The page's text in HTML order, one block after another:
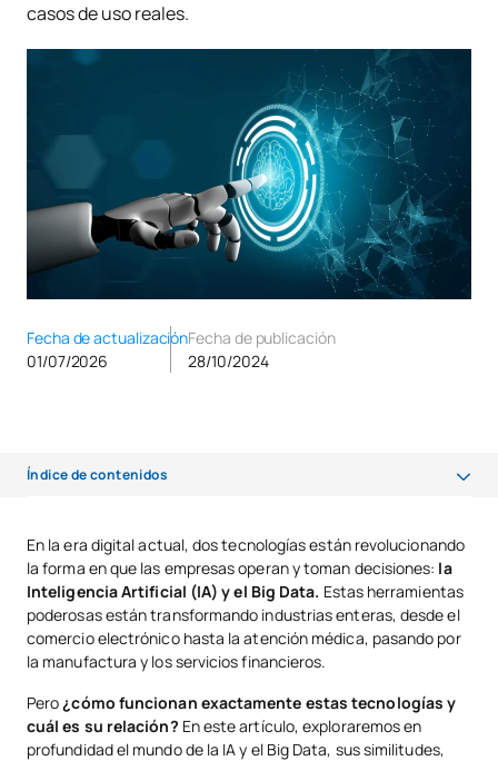
casos de uso reales.
Fecha de actualización
01/07/2026
Fecha de publicación
28/10/2024
Índice de contenidos
Todos los beneficios de combinar la inteligencia artificial y el Big Data
Casos reales de aplicaciones de la IA y el Big Data en un negocio
Regulación del uso del dato y la IA en España y Europa
Ética en el uso del dato y la aplicación de la IA
Inteligencia Artificial, Big Data y el Futuro
En la era digital actual, dos tecnologías están revolucionando
la forma en que las empresas operan y toman decisiones: la
Inteligencia Artificial (IA) y el Big Data. Estas herramientas
poderosas están transformando industrias enteras, desde el
comercio electrónico hasta la atención médica, pasando por
la manufactura y los servicios financieros.
Pero¿cómo funcionan exactamente estas tecnologías y
cuál es su relación? En este artículo, exploraremos en
profundidad el mundo de la IA y el Big Data, sus similitudes,